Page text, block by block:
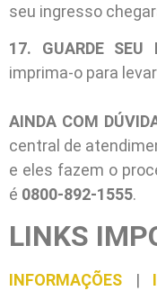
seu ingresso
17.
GUARDE SEU
imprima-o para
AINDA COM
central de
e eles fazem o
é 0800-892-1555.
LINKS
INFORMAÇÕES |